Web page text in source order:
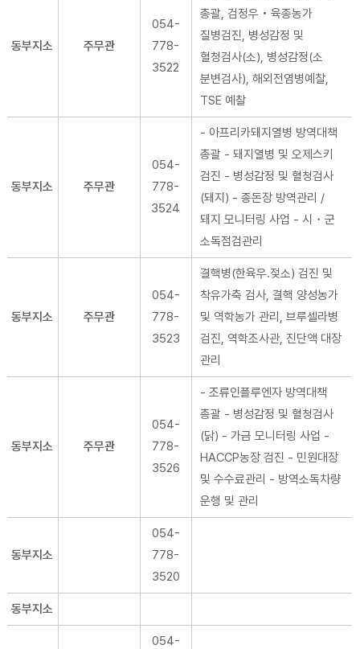
동부지소 주무관
054-
778-
3522
총괄, 검정우・육종농가
질병검진, 병성감정 및
혈청검사(소), 병성감정(소
분변검사), 해외전염병예찰,
TSE 예찰
동부지소 주무관
054-
778-
3524
- 아프리카돼지열병 방역대책
총괄 - 돼지열병 및 오제스키
검진 - 병성감정 및 혈청검사
(돼지) - 종돈장 방역관리 /
돼지 모니터링 사업 - 시・군
소독점검관리
동부지소 주무관
054-
778-
3523
결핵병(한육우.젖소) 검진 및
착유가축 검사, 결핵 양성농가
및 역학농가 관리, 브루셀라병
검진, 역학조사관, 진단액 대장
관리
동부지소 주무관
054-
778-
3526
- 조류인플루엔자 방역대책
총괄 - 병성감정 및 혈청검사
(닭) - 가금 모니터링 사업 -
HACCP농장 검진 - 민원대장
및 수수료관리 - 방역소독차량
운행 및 관리
동부지소
054-
778-
3520
동부지소
054-